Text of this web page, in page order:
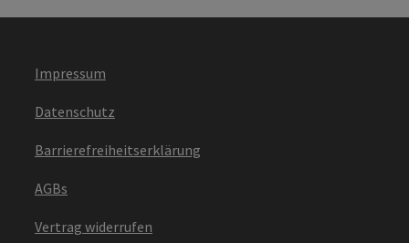
Impressum
Datenschutz
Barrierefreiheitserklärung
AGBs
Vertrag widerrufen